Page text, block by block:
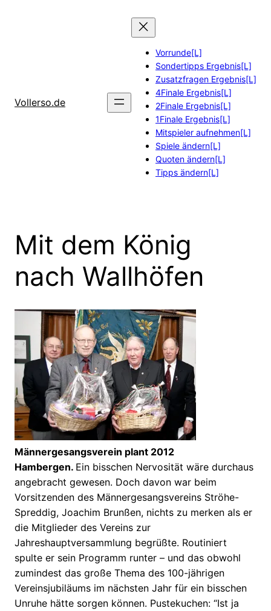
Vollerso.de
Vorrunde[L]
Sondertipps Ergebnis[L]
Zusatzfragen Ergebnis[L]
4Finale Ergebnis[L]
2Finale Ergebnis[L]
1Finale Ergebnis[L]
Mitspieler aufnehmen[L]
Spiele ändern[L]
Quoten ändern[L]
Tipps ändern[L]
Mit dem König
nach Wallhöfen
Männergesangsverein plant 2012
Hambergen. Ein bisschen Nervosität wäre durchaus
angebracht gewesen. Doch davon war beim
Vorsitzenden des Männergesangsvereins Ströhe-
Spreddig, Joachim Brunßen, nichts zu merken als er
die Mitglieder des Vereins zur
Jahreshauptversammlung begrüßte. Routiniert
spulte er sein Programm runter – und das obwohl
zumindest das große Thema des 100-jährigen
Vereinsjubiläums im nächsten Jahr für ein bisschen
Unruhe hätte sorgen können. Pustekuchen: “Ist ja